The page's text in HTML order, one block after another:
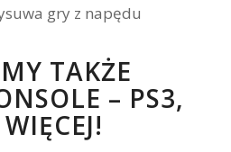
TAKŻE
– PS3,